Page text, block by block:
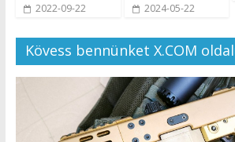
2022-09-22 2024-05-22
Kövess bennünket X.COM